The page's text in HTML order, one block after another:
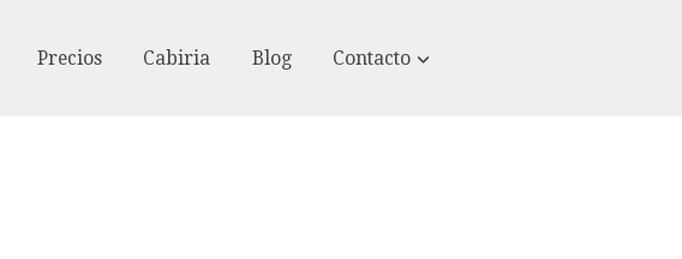
Precios Cabiria Blog Contacto